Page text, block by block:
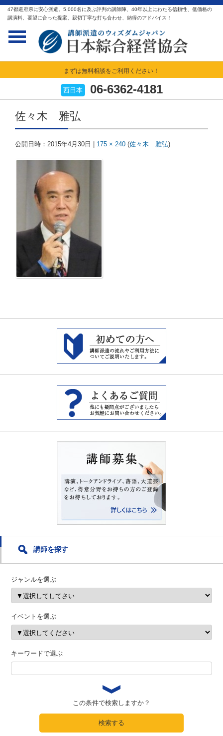
47都道府県に安心派遣。5,000名に及ぶ評判の講師陣、40年以上にわたる信頼性、低価格の
講演料、要望に合った提案、親切丁寧な打ち合わせ、納得のアドバイス！
まずは無料相談をご利用ください！
西日本 06-6362-4181
佐々木 雅弘
公開日時： 2015年4月30日 175 × 240 (佐々木 雅弘)
講師を探す
ジャンルを選ぶ
イベントを選ぶ
キーワードで選ぶ
この条件で検索しますか？
検索する